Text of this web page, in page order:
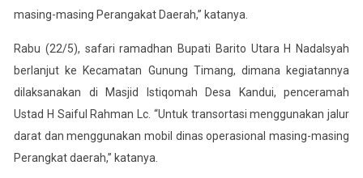
masing-masing Perangakat Daerah,” katanya.
Rabu (22/5), safari ramadhan Bupati Barito Utara H Nadalsyah
berlanjut ke Kecamatan Gunung Timang, dimana kegiatannya
dilaksanakan di Masjid Istiqomah Desa Kandui, penceramah
Ustad H Saiful Rahman Lc. “Untuk transortasi menggunakan jalur
darat dan menggunakan mobil dinas operasional masing-masing
Perangkat daerah,” katanya.